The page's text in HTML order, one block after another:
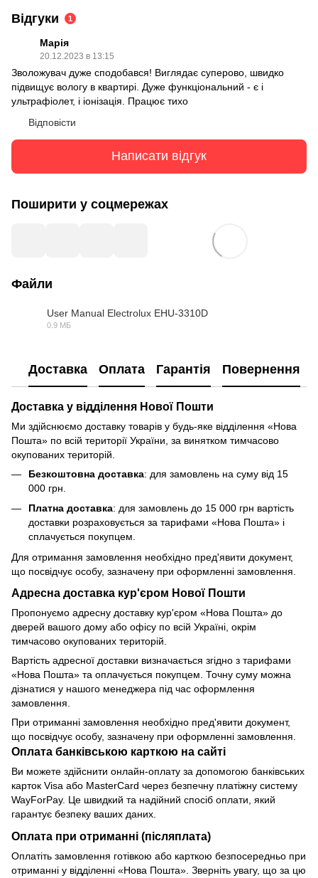
Відгуки 1
Марія
20.12.2023 в 13:15
Зволожувач дуже сподобався! Виглядає суперово, швидко
підвищує вологу в квартирі. Дуже функціональний - є і
ультрафіолет, і іонізація. Працює тихо
Відповісти
Написати відгук
Поширити у соцмережах
Файли
User Manual Electrolux EHU-3310D
0.9 МБ
Доставка Оплата Гарантія Повернення
Доставка у відділення Нової Пошти
Ми здійснюємо доставку товарів у будь-яке відділення «Нова
Пошта» по всій території України, за винятком тимчасово
окупованих територій.
Безкоштовна доставка: для замовлень на суму від 15
000 грн.
Платна доставка: для замовлень до 15 000 грн вартість
доставки розраховується за тарифами «Нова Пошта» і
сплачується покупцем.
Для отримання замовлення необхідно пред'явити документ,
що посвідчує особу, зазначену при оформленні замовлення.
Адресна доставка кур'єром Нової Пошти
Пропонуємо адресну доставку кур'єром «Нова Пошта» до
дверей вашого дому або офісу по всій Україні, окрім
тимчасово окупованих територій.
Вартість адресної доставки визначається згідно з тарифами
«Нова Пошта» та оплачується покупцем. Точну суму можна
дізнатися у нашого менеджера під час оформлення
замовлення.
При отриманні замовлення необхідно пред'явити документ,
що посвідчує особу, зазначену при оформленні замовлення.
Оплата банківською карткою на сайті
Ви можете здійснити онлайн-оплату за допомогою банківських
карток Visa або MasterCard через безпечну платіжну систему
WayForPay. Це швидкий та надійний спосіб оплати, який
гарантує безпеку ваших даних.
Оплата при отриманні (післяплата)
Оплатіть замовлення готівкою або карткою безпосередньо при
отриманні у відділенні «Нова Пошта». Зверніть увагу, що за цю